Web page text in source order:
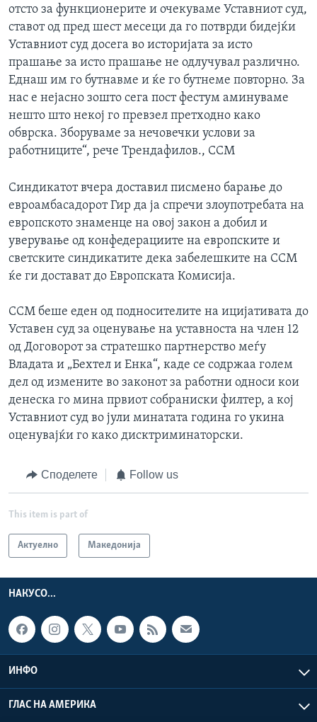
отсто за функционерите и очекуваме Уставниот суд,
ставот од пред шест месеци да го потврди бидејќи
Уставниот суд досега во историјата за исто
прашање за исто прашање не одлучувал различно.
Еднаш им го бутнавме и ќе го бутнеме повторно. За
нас е нејасно зошто сега пост фестум аминуваме
нешто што некој го превзел претходно како
обврска. Зборуваме за нечовечки услови за
работниците“, рече Трендафилов., ССМ
Синдикатот вчера доставил писмено барање до
евроамбасадорот Гир да ја спречи злоупотребата на
европското знаменце на овој закон а добил и
уверување од конфедерациите на европските и
светските синдикатите дека забелешките на ССМ
ќе ги достават до Европската Комисија.
ССМ беше еден од подносителите на ицијативата до
Уставен суд за оценување на уставноста на член 12
од Договорот за стратешко партнерство меѓу
Владата и „Бехтел и Енка“, каде се содржаа голем
дел од измените во законот за работни односи кои
денеска го мина првиот собраниски филтер, а кој
Уставниот суд во јули минатата година го укина
оценувајќи го како дисктриминаторски.
Споделете Follow us
This item is part of
Актуелно Македонија
НАКУСО...
ИНФО
ГЛАС НА АМЕРИКА